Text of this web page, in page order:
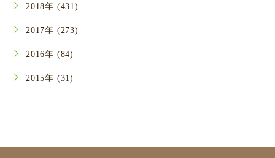
2018年 (431)
2017年 (273)
2016年 (84)
2015年 (31)